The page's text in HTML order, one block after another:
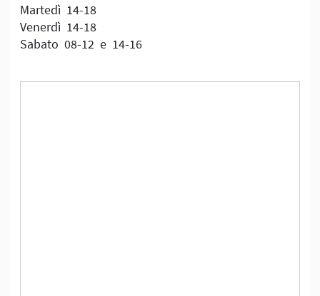
Martedì 14-18
Venerdì 14-18
Sabato 08-12 e 14-16